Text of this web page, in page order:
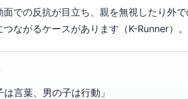
面での反抗が目立ち、親を無視したり外
つながるケースがあります（K-Runner）。
は言葉、男の子は行動」